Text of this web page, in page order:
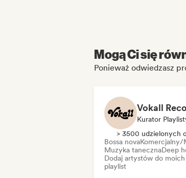
Mogą Ci się
Ponieważ odwiedzasz
Vokall
Kurator
> 3500 udzielonych
Bossa novaKomercjalny/
Muzyka tanecznaDeep
Dodaj artystów do
playlist